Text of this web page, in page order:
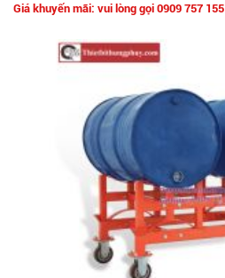
Giá khuyến mãi: vui lòng gọi 0909 757 155